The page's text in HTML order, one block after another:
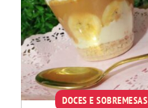
DOCES E SOBREMESAS